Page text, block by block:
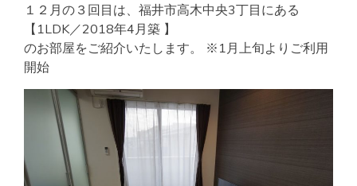
１２月の３回目は、福井市高木中央3丁目にある
【1LDK／2018年4月築 】
のお部屋をご紹介いたします。 ※1月上旬よりご利用
開始